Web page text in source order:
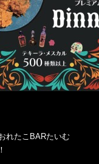
れたこBARたいむ